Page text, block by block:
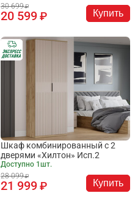
30 699
20 599 Купить
Шкаф комбинированный с 2
дверями «Хилтон» Исп.2
Доступно 1шт.
28 099
21 999 Купить